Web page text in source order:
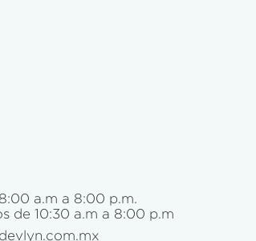
a.m a 8:00 p.m.
de 10:30 a.m a 8:00 p.m